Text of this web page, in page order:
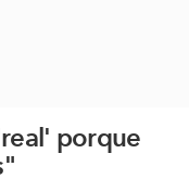
porque